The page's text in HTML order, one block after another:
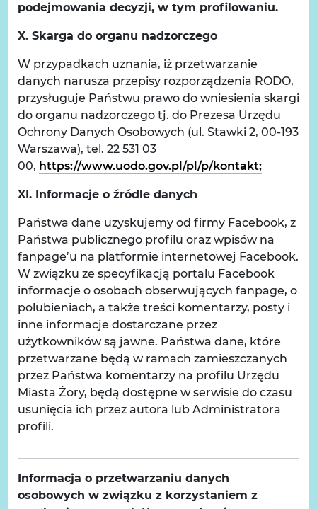
podejmowania decyzji, w tym profilowaniu.
X. Skarga do organu nadzorczego
W przypadkach uznania, iż przetwarzanie
danych narusza przepisy rozporządzenia RODO,
przysługuje Państwu prawo do wniesienia skargi
do organu nadzorczego tj. do Prezesa Urzędu
Ochrony Danych Osobowych (ul. Stawki 2, 00-193
Warszawa), tel. 22 531 03
00, https://www.uodo.gov.pl/pl/p/kontakt;
XI. Informacje o źródle danych
Państwa dane uzyskujemy od firmy Facebook, z
Państwa publicznego profilu oraz wpisów na
fanpage’u na platformie internetowej Facebook.
W związku ze specyfikacją portalu Facebook
informacje o osobach obserwujących fanpage, o
polubieniach, a także treści komentarzy, posty i
inne informacje dostarczane przez
użytkowników są jawne. Państwa dane, które
przetwarzane będą w ramach zamieszczanych
przez Państwa komentarzy na profilu Urzędu
Miasta Żory, będą dostępne w serwisie do czasu
usunięcia ich przez autora lub Administratora
profili.
Informacja o przetwarzaniu danych
osobowych w związku z korzystaniem z